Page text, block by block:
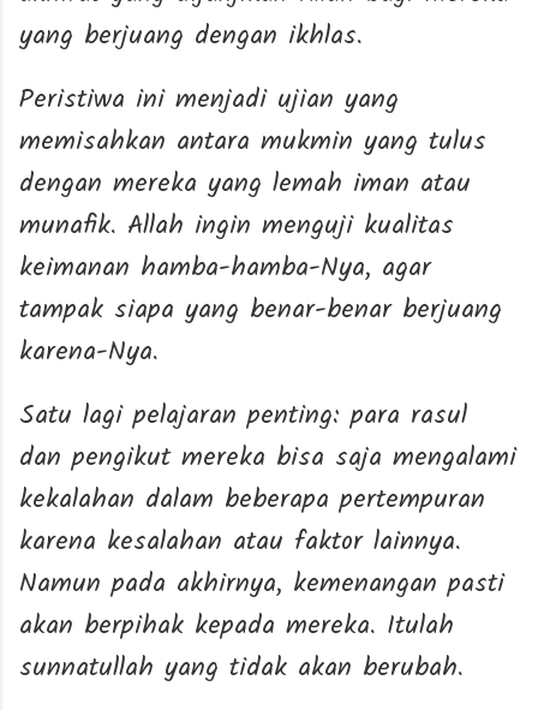
yang berjuang dengan ikhlas.
Peristiwa ini menjadi ujian yang
memisahkan antara mukmin yang tulus
dengan mereka yang lemah iman atau
munafik. Allah ingin menguji kualitas
keimanan hamba-hamba-Nya, agar
tampak siapa yang benar-benar berjuang
karena-Nya.
Satu lagi pelajaran penting: para rasul
dan pengikut mereka bisa saja mengalami
kekalahan dalam beberapa pertempuran
karena kesalahan atau faktor lainnya.
Namun pada akhirnya, kemenangan pasti
akan berpihak kepada mereka. Itulah
sunnatullah yang tidak akan berubah.